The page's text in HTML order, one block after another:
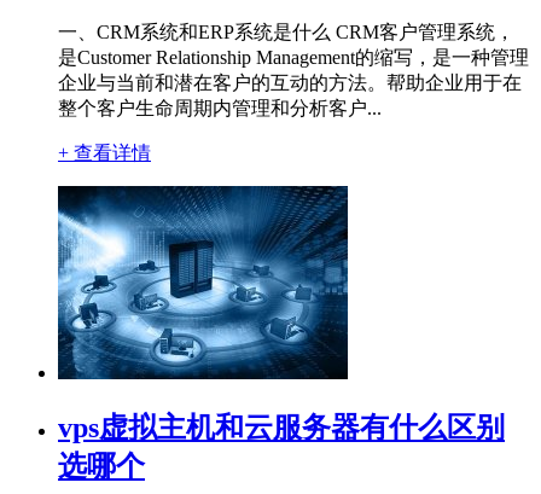
一、CRM系统和ERP系统是什么 CRM客户管理系统，
是Customer Relationship Management的缩写，是一种管理
企业与当前和潜在客户的互动的方法。帮助企业用于在
整个客户生命周期内管理和分析客户...
+ 查看详情
vps虚拟主机和云服务器有什么区别
选哪个